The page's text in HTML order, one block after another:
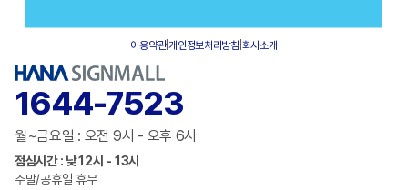
이용약관|개인정보처리방침 회사소개
1644-7523
월~금요일 : 오전 9시 - 오후 6시
점심시간 : 낮 12시 - 13시
주말/공휴일 휴무